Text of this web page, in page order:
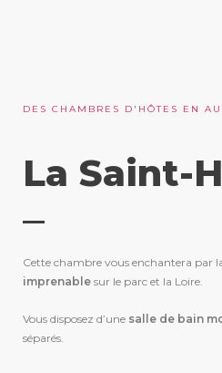
DES CHAMBRES D'HÔTES EN
La Saint-
Cette chambre vous enchantera par
imprenable sur le parc et la Loire.
Vous disposez d’une salle de bain
séparés.